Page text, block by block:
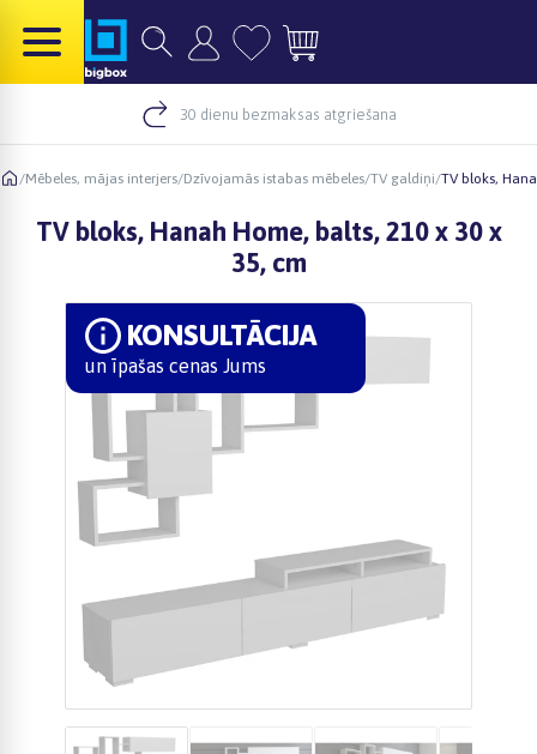
30 dienu bezmaksas atgriešana
/Mēbeles, mājas interjers/Dzīvojamās istabas mēbeles/TV galdiņi/TV bloks,
TV bloks, Hanah Home, balts, 210 x 30 x
35, cm
KONSULTĀCIJA
un īpašas cenas Jums